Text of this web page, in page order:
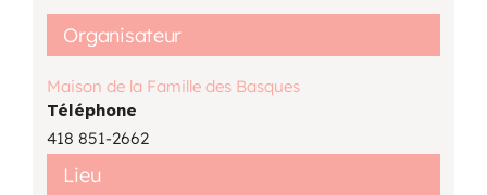
Lieu
Organisateur
Maison de la Famille des Basques
Téléphone
418 851-2662